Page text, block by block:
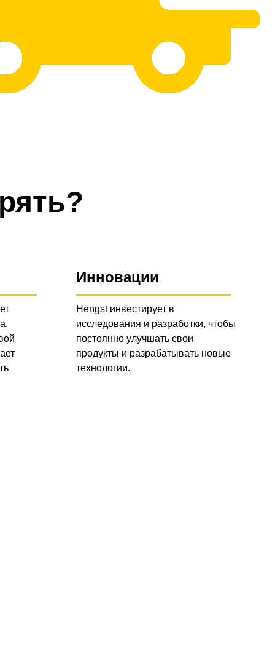
Инновации
Hengst инвестирует в
исследования и разработки, чтобы
постоянно улучшать свои
продукты и разрабатывать новые
технологии.